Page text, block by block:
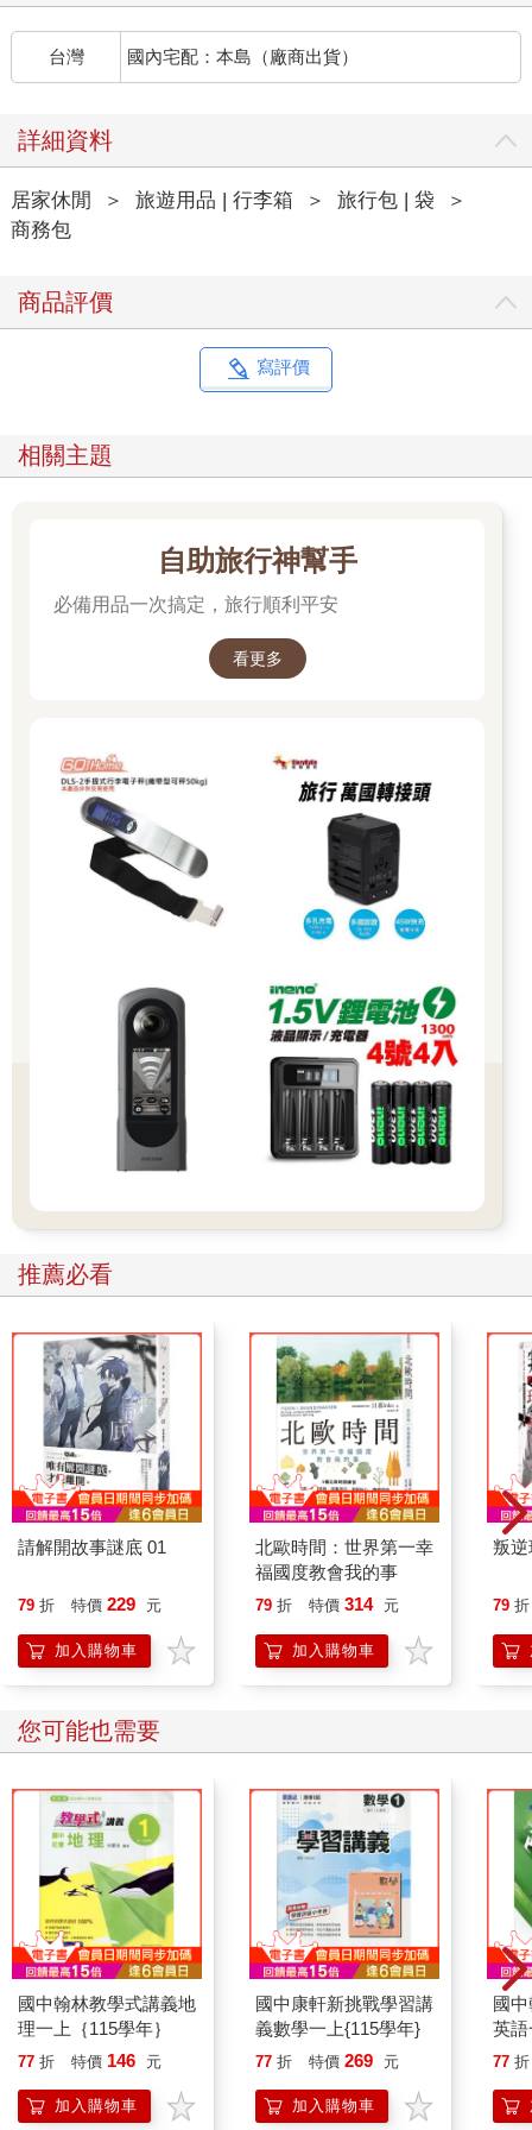
台灣 國內宅配：本島（廠商出貨）
詳細資料
居家休閒 ＞ 旅遊用品 | 行李箱 ＞ 旅行包 | 袋
＞
商務包
商品評價
寫評價
相關主題
自助旅行神幫手
必備用品一次搞定，旅行順利平安
看更多
推薦必看
請解開故事謎底 01
79 折 特價 229 元
加入購物車
北歐時間：世界第一幸
福國度教會我的事
79 折 特價 314 元
加入購物車
叛逆
79 折
您可能也需要
國中翰林教學式講義地
理一上｛115學年｝
77 折 特價 146 元
加入購物車
國中康軒新挑戰學習講
義數學一上{115學年}
77 折 特價 269 元
加入購物車
國
英語
77 折